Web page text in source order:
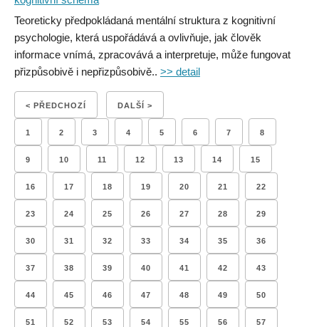
Teoreticky předpokládaná mentální struktura z kognitivní
psychologie, která uspořádává a ovlivňuje, jak člověk
informace vnímá, zpracovává a interpretuje, může fungovat
přizpůsobivě i nepřizpůsobivě.. >> detail
< PŘEDCHOZÍ DALŠÍ >
1 2 3 4 5 6 7 8
9 10 11 12 13 14 15
16 17 18 19 20 21 22
23 24 25 26 27 28 29
30 31 32 33 34 35 36
37 38 39 40 41 42 43
44 45 46 47 48 49 50
51 52 53 54 55 56 57